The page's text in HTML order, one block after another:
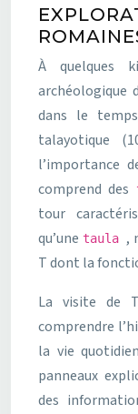
À quelques
archéologique
dans le
talayotique
l’importance
comprend des
tour
qu’une taula ,
T dont la
La visite de
comprendre
la vie
panneaux
des